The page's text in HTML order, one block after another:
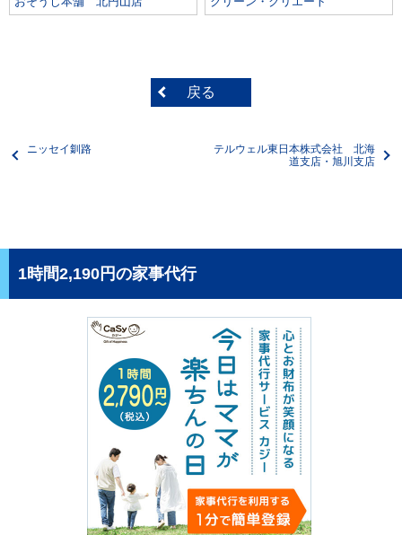
戻る
ニッセイ釧路
テルウェル東日本株式会社 北海
道支店・旭川支店
1時間2,190円の家事代行